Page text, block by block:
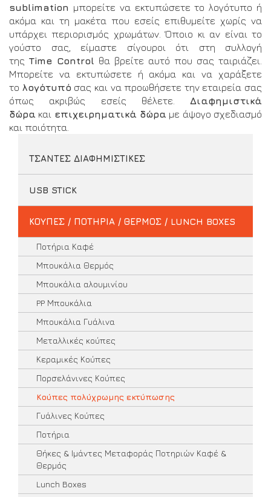
sublimation μπορείτε να εκτυπώσετε το λογότυπο ή
ακόμα και τη μακέτα που εσείς επιθυμείτε χωρίς να
υπάρχει περιορισμός χρωμάτων. Όποιο κι αν είναι το
γούστο σας, είμαστε σίγουροι ότι στη συλλογή
της Time Control θα βρείτε αυτό που σας ταιριάζει.
Μπορείτε να εκτυπώσετε ή ακόμα και να χαράξετε
το λογότυπό σας και να προωθήσετε την εταιρεία σας
όπως ακριβώς εσείς θέλετε. Διαφημιστικά
δώρα και επιχειρηματικά δώρα με άψογο σχεδιασμό
και ποιότητα.
ΤΣΑΝΤΕΣ ΔΙΑΦΗΜΙΣΤΙΚΕΣ
USB STICK
ΚΟΥΠΕΣ / ΠΟΤΗΡΙΑ / ΘΕΡΜΟΣ / LUNCH BOXES
Ποτήρια Καφέ
Μπουκάλια Θερμός
Μπουκάλια αλουμινίου
PP Μπουκάλια
Μπουκάλια Γυάλινα
Μεταλλικές κούπες
Κεραμικές Κούπες
Πορσελάνινες Κούπες
Κούπες πολύχρωμης εκτύπωσης
Γυάλινες Κούπες
Ποτήρια
Θήκες & Ιμάντες Μεταφοράς Ποτηριών Καφέ &
Θερμός
Lunch Boxes